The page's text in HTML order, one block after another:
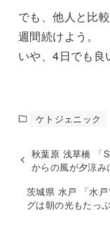
でも、他人と比
週間続けよう。
いや、4日でも良
ケトジェニック
秋葉原 浅草橋 「
からの風が夕涼み
茨城県 水戸 「水
グは朝の光もたっ